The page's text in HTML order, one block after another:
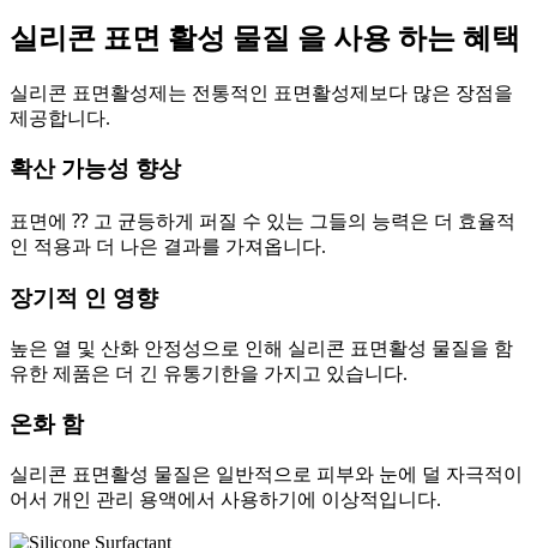
실리콘 표면 활성 물질 을 사용 하는 혜택
실리콘 표면활성제는 전통적인 표면활성제보다 많은 장점을
제공합니다.
확산 가능성 향상
표면에 ⁇ 고 균등하게 퍼질 수 있는 그들의 능력은 더 효율적
인 적용과 더 나은 결과를 가져옵니다.
장기적 인 영향
높은 열 및 산화 안정성으로 인해 실리콘 표면활성 물질을 함
유한 제품은 더 긴 유통기한을 가지고 있습니다.
온화 함
실리콘 표면활성 물질은 일반적으로 피부와 눈에 덜 자극적이
어서 개인 관리 용액에서 사용하기에 이상적입니다.